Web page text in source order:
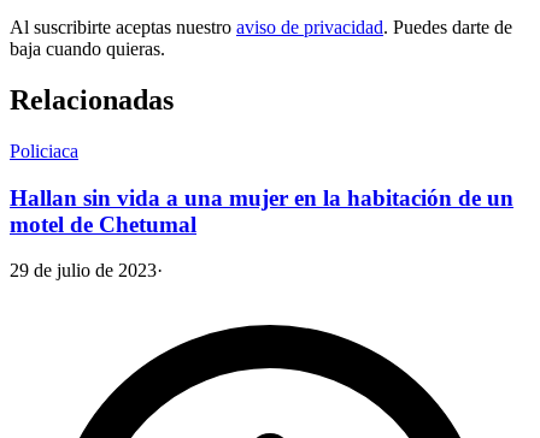
Al suscribirte aceptas nuestro aviso de privacidad. Puedes darte de
baja cuando quieras.
Relacionadas
Policiaca
Hallan sin vida a una mujer en la habitación de un
motel de Chetumal
29 de julio de 2023·